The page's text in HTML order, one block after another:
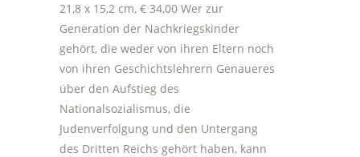
21,8 x 15,2 cm, € 34,00 Wer zur
Generation der Nachkriegskinder
gehört, die weder von ihren Eltern noch
von ihren Geschichtslehrern Genaueres
über den Aufstieg des
Nationalsozialismus, die
Judenverfolgung und den Untergang
des Dritten Reichs gehört haben, kann